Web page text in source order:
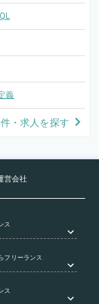
義
・求人を探す
営会社
ス
フリーランス
ス